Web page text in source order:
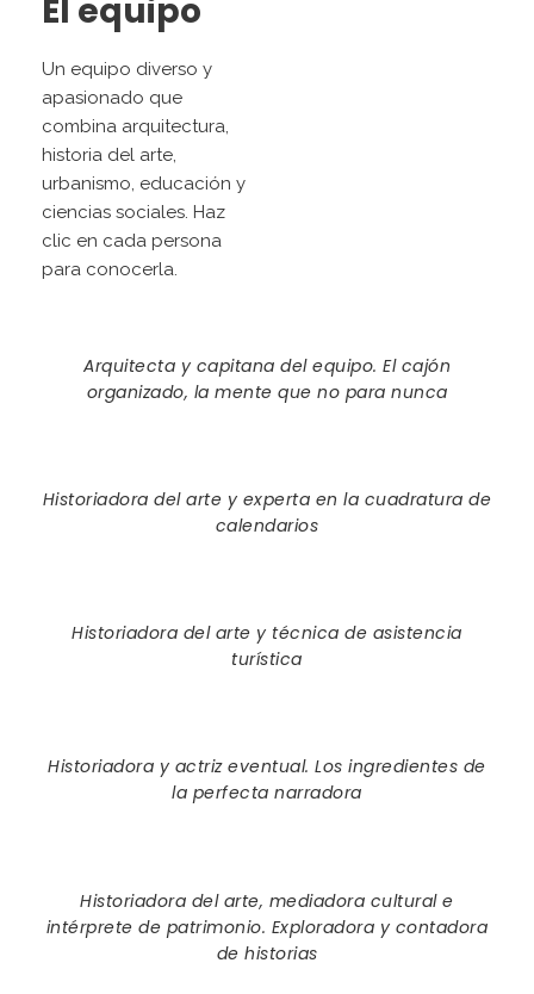
El equipo
Un equipo diverso y
apasionado que
combina arquitectura,
historia del arte,
urbanismo, educación y
ciencias sociales. Haz
clic en cada persona
para conocerla.
Arquitecta y capitana del equipo. El cajón
organizado, la mente que no para nunca
Historiadora del arte y experta en la cuadratura de
calendarios
Historiadora del arte y técnica de asistencia
turística
Historiadora y actriz eventual. Los ingredientes de
la perfecta narradora
Historiadora del arte, mediadora cultural e
intérprete de patrimonio. Exploradora y contadora
de historias